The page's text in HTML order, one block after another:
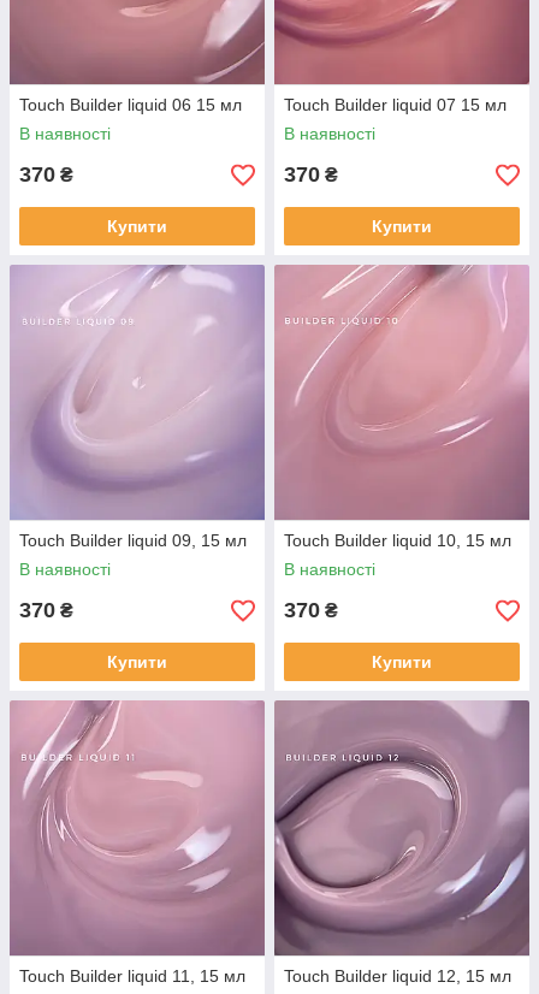
Touch Builder liquid 06 15 мл
В наявності
370 ₴
Купити
Touch Builder liquid 07 15 мл
В наявності
370 ₴
Купити
Touch Builder liquid 09, 15 мл
В наявності
370 ₴
Купити
Touch Builder liquid 10, 15 мл
В наявності
370 ₴
Купити
Touch Builder liquid 11, 15 мл
Touch Builder liquid 12, 15 мл